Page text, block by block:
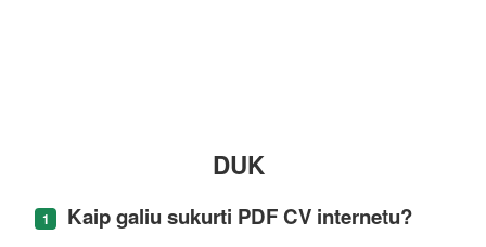
DUK
Kaip galiu sukurti PDF CV internetu?